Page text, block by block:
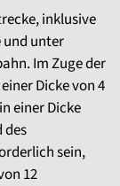
inklusive
und unter
Im Zuge der
Dicke von 4
einer Dicke
des
sein,
12